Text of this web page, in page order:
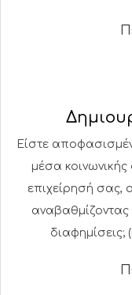
Είστε
μέσα κοινωνικής
επιχείρησή σας,